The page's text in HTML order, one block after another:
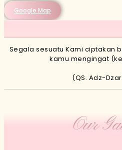
Google Map
Segala sesuatu Kami ciptakan
kamu mengingat
(QS. Adz-
Our